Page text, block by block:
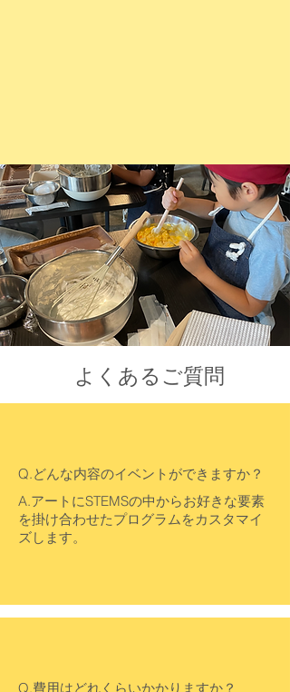
よくあるご質問
Q.どんな内容のイベントができますか？
A.アートにSTEMSの中からお好きな要素
を掛け合わせたプログラムをカスタマイ
ズします。
Q.費用はどれくらいかかりますか？